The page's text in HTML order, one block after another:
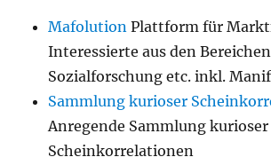
Mafolution Plattform für
Interessierte aus den
Sozialforschung etc. inkl.
Sammlung kurioser
Anregende Sammlung kurioser
Scheinkorrelationen